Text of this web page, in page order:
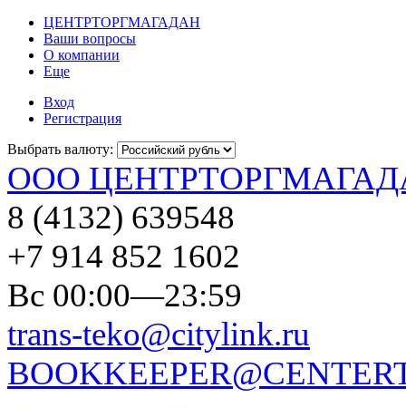
ЦЕНТРТОРГМАГАДАН
Ваши вопросы
О компании
Еще
Вход
Регистрация
Выбрать валюту:
ООО
8 (4132) 639548
+7 914 852 1602
Вс 00:00—23:59
trans-teko@citylink.ru